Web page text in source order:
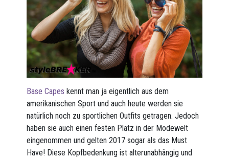
Base Capes kennt man ja eigentlich aus dem
amerikanischen Sport und auch heute werden sie
natürlich noch zu sportlichen Outfits getragen. Jedoch
haben sie auch einen festen Platz in der Modewelt
eingenommen und gelten 2017 sogar als das Must
Have! Diese Kopfbedenkung ist alterunabhängig und